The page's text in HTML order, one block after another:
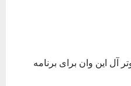
آل این وان برای برنامه